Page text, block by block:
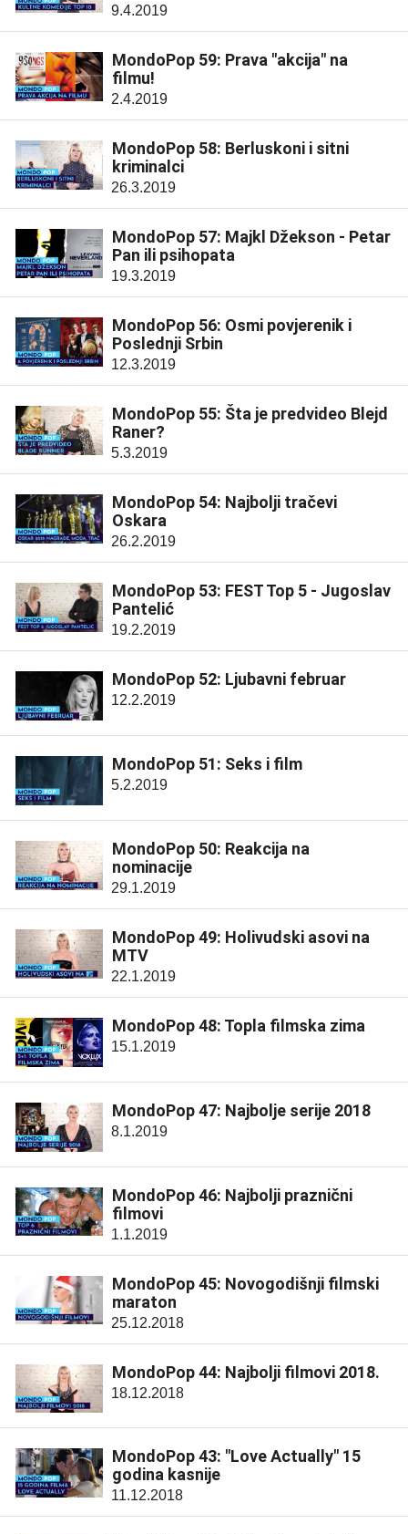
9.4.2019
MondoPop 59: Prava "akcija" na
filmu!
2.4.2019
MondoPop 58: Berluskoni i sitni
kriminalci
26.3.2019
MondoPop 57: Majkl Džekson - Petar
Pan ili psihopata
19.3.2019
MondoPop 56: Osmi povjerenik i
Poslednji Srbin
12.3.2019
MondoPop 55: Šta je predvideo Blejd
Raner?
5.3.2019
MondoPop 54: Najbolji tračevi
Oskara
26.2.2019
MondoPop 53: FEST Top 5 - Jugoslav
Pantelić
19.2.2019
MondoPop 52: Ljubavni februar
12.2.2019
MondoPop 51: Seks i film
5.2.2019
MondoPop 50: Reakcija na
nominacije
29.1.2019
MondoPop 49: Holivudski asovi na
MTV
22.1.2019
MondoPop 48: Topla filmska zima
15.1.2019
MondoPop 47: Najbolje serije 2018
8.1.2019
MondoPop 46: Najbolji praznični
filmovi
1.1.2019
MondoPop 45: Novogodišnji filmski
maraton
25.12.2018
MondoPop 44: Najbolji filmovi 2018.
18.12.2018
MondoPop 43: "Love Actually" 15
godina kasnije
11.12.2018